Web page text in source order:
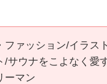
ファッション/イラス
/サウナをこよなく愛
ーマン